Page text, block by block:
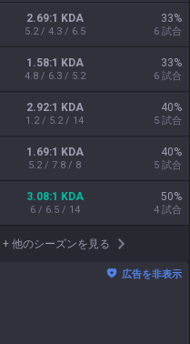
2.69:1 KDA
5.2 / 4.3 / 6.5
33%
6 試合
1.58:1 KDA
4.8 / 6.3 / 5.2
33%
6 試合
2.92:1 KDA
1.2 / 5.2 / 14
40%
5 試合
1.69:1 KDA
5.2 / 7.8 / 8
40%
5 試合
3.08:1 KDA
6 / 6.5 / 14
50%
4 試合
+ 他のシーズンを見る
広告を非表示